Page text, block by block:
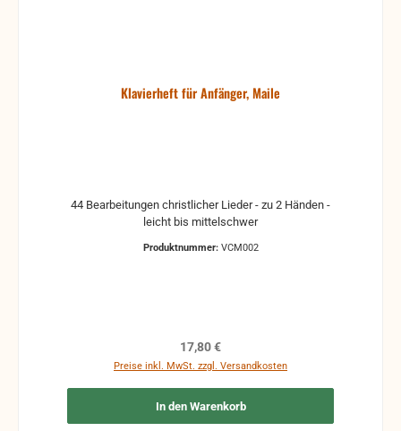
Klavierheft für Anfänger, Maile
44 Bearbeitungen christlicher Lieder - zu 2 Händen -
leicht bis mittelschwer
Produktnummer: VCM002
Regulärer Preis:
17,80 €
Preise inkl. MwSt. zzgl. Versandkosten
In den Warenkorb